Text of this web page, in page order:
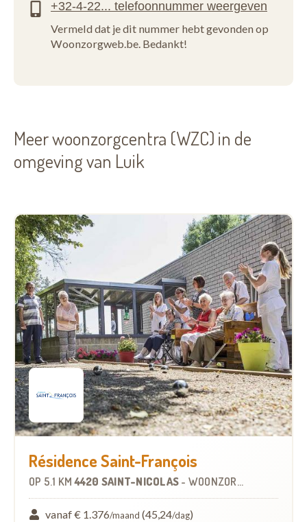
Vermeld dat je dit nummer hebt gevonden op
Woonzorgweb.be. Bedankt!
Meer woonzorgcentra (WZC) in de
omgeving van Luik
Résidence Saint-François
OP 5.1 KM 4420 SAINT-NICOLAS - WOONZORGCENTRUM (WZC)
vanaf € 1.376/maand (45,24/dag)